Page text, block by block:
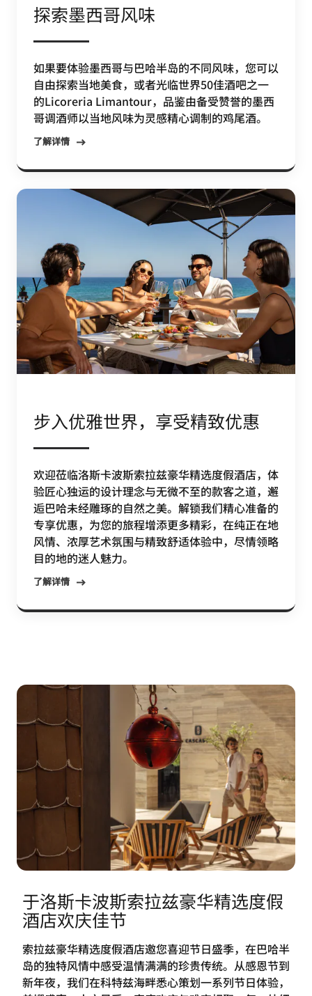
探索墨西哥风味
如果要体验墨西哥与巴哈半岛的不同风味，您可以
自由探索当地美食，或者光临世界50佳酒吧之一
的Licoreria Limantour，品鉴由备受赞誉的墨西
哥调酒师以当地风味为灵感精心调制的鸡尾酒。
了解详情
步入优雅世界，享受精致优惠
欢迎莅临洛斯卡波斯索拉兹豪华精选度假酒店，体
验匠心独运的设计理念与无微不至的款客之道，邂
逅巴哈未经雕琢的自然之美。解锁我们精心准备的
专享优惠，为您的旅程增添更多精彩，在纯正在地
风情、浓厚艺术氛围与精致舒适体验中，尽情领略
目的地的迷人魅力。
了解详情
于洛斯卡波斯索拉兹豪华精选度假
酒店欢庆佳节
索拉兹豪华精选度假酒店邀您喜迎节日盛季，在巴哈半
岛的独特风情中感受温情满满的珍贵传统。从感恩节到
新年夜，我们在科特兹海畔悉心策划一系列节日体验，